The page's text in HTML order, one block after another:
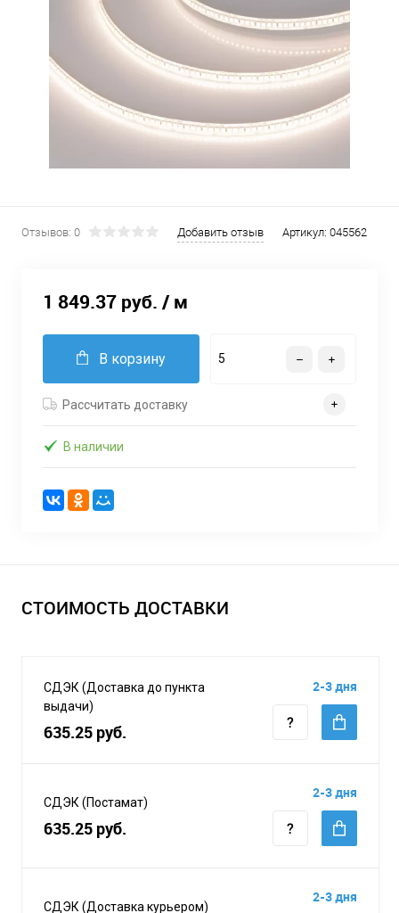
Отзывов: 0 Добавить отзыв Артикул: 045562
1 849.37 руб. / м
В корзину
Рассчитать доставку
В наличии
СТОИМОСТЬ ДОСТАВКИ
СДЭК (Доставка до пункта
выдачи)
635.25 руб.
2-3 дня
СДЭК (Постамат)
635.25 руб.
2-3 дня
СДЭК (Доставка курьером)
2-3 дня